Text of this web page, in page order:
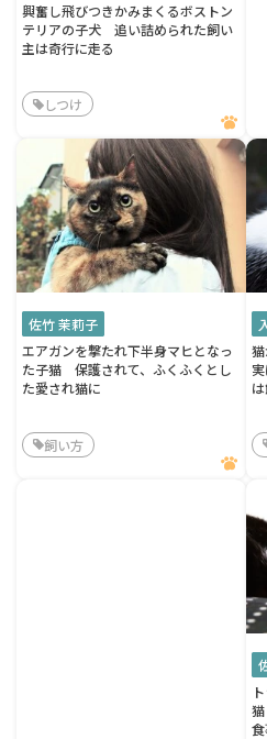
興奮し飛びつきかみまくるボストン
テリアの子犬 追い詰められた飼い
主は奇行に走る
しつけ
佐竹 茉莉子
エアガンを撃たれ下半身マヒとなっ
た子猫 保護されて、ふくふくとし
た愛され猫に
飼い方